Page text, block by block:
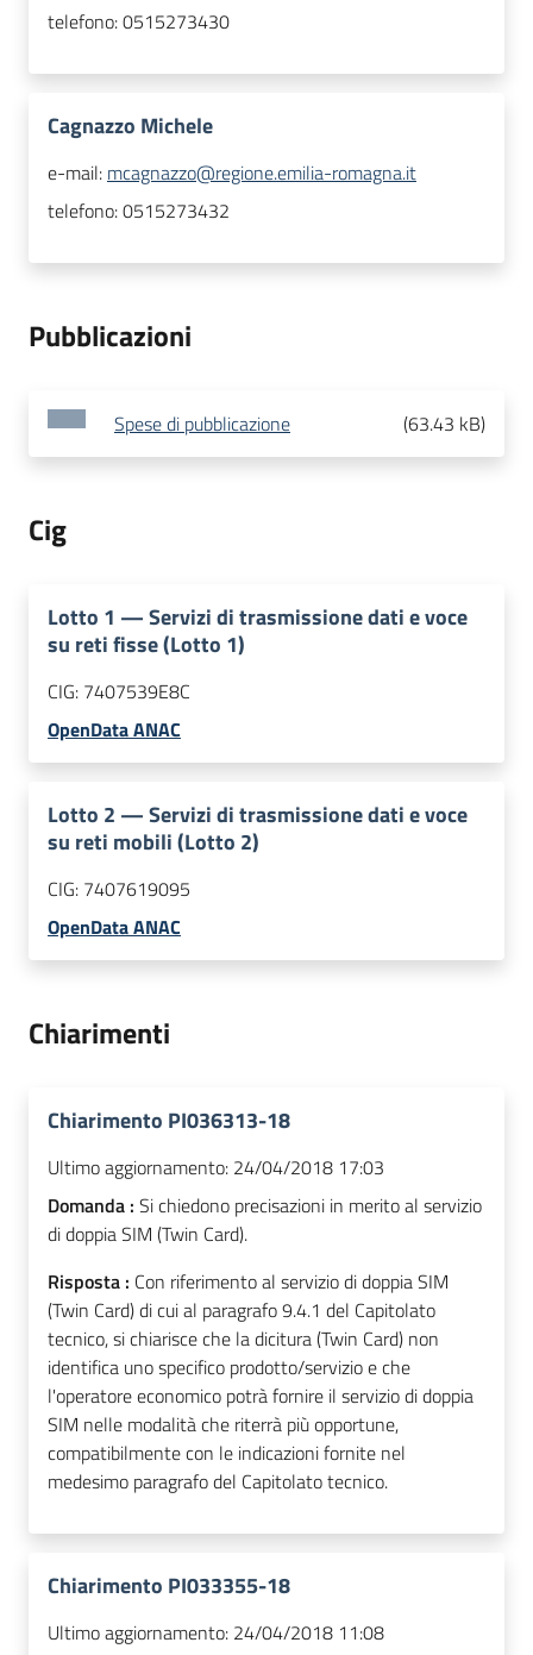
telefono:0515273430
Cagnazzo Michele
e-mail: mcagnazzo@regione.emilia-romagna.it
telefono:0515273432
Pubblicazioni
Spese di pubblicazione (63.43 kB)
Cig
Lotto 1 —Servizi di trasmissione dati e voce
su reti fisse (Lotto 1)
CIG: 7407539E8C
OpenData ANAC
Lotto 2 —Servizi di trasmissione dati e voce
su reti mobili (Lotto 2)
CIG: 7407619095
OpenData ANAC
Chiarimenti
Chiarimento PI036313-18
Ultimo aggiornamento: 24/04/2018 17:03
Domanda : Si chiedono precisazioni in merito al servizio
di doppia SIM (Twin Card).
Risposta : Con riferimento al servizio di doppia SIM
(Twin Card) di cui al paragrafo 9.4.1 del Capitolato
tecnico, si chiarisce che la dicitura (Twin Card) non
identifica uno specifico prodotto/servizio e che
l'operatore economico potrà fornire il servizio di doppia
SIM nelle modalità che riterrà più opportune,
compatibilmente con le indicazioni fornite nel
medesimo paragrafo del Capitolato tecnico.
Chiarimento PI033355-18
Ultimo aggiornamento: 24/04/2018 11:08